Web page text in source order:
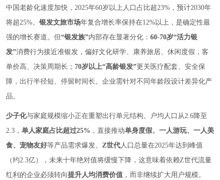
中国老龄化速度加快，2025年60岁以上人口占比超23%，预计2030年
将超25%。 银发文旅市场年复合增长率保持在12%以上，是确定性最
强的增长赛道。但“银发族”内部存在显著分化： 60-70岁“活力银
发”消费行为接近准银发，偏好文化研学、康养旅居、休闲度假，客
单价高、决策周期长； 70岁以上“高龄银发”更关医疗配套、安全保
障，出行半径短、停留时间长。企业需针对不同年龄段设计差异化产
品。
少子化与家庭规模缩小正在重塑出行单元结构。户均人口从2.6降至
2.3， 单人家庭占比超过25% ，直接推动单身度假、一人游玩、一人美
食、宠物友好等产品需求爆发。 Z世代人口总量在2025年达到峰值
（约2.3亿），未来十年绝对值将缓慢下降，这意味着依赖Z世代流量
红利的企业必须转向提升人均消费价值 ，而非继续扩大用户规模。